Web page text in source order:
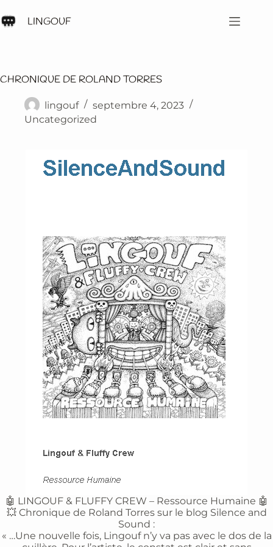
au
contenu
LINGOUF
CHRONIQUE DE ROLAND TORRES
lingouf
septembre 4, 2023
Uncategorized
🤖 LINGOUF & FLUFFY CREW – Ressource Humaine 🤖
💥 Chronique de Roland Torres sur le blog Silence and
Sound :
« …Une nouvelle fois, Lingouf n’y va pas avec le dos de la